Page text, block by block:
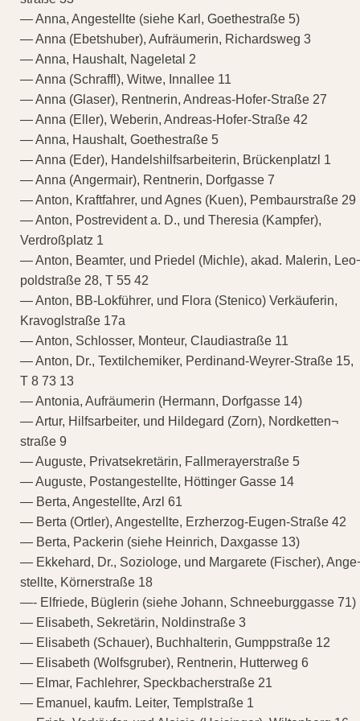
— Anna, Angestellte (siehe Karl, Goethestraße 5)
— Anna (Ebetshuber), Aufräumerin, Richardsweg 3
— Anna, Haushalt, Nageletal 2
— Anna (Schraffl), Witwe, Innallee 11
— Anna (Glaser), Rentnerin, Andreas-Hofer-Straße 27
— Anna (Eller), Weberin, Andreas-Hofer-Straße 42
— Anna, Haushalt, Goethestraße 5
— Anna (Eder), Handelshilfsarbeiterin, Brückenplatzl 1
— Anna (Angermair), Rentnerin, Dorfgasse 7
— Anton, Kraftfahrer, und Agnes (Kuen), Pembaurstraße 29
— Anton, Postrevident a. D., und Theresia (Kampfer),
Verdroßplatz 1
— Anton, Beamter, und Priedel (Michle), akad. Malerin,
poldstraße 28, T 55 42
— Anton, BB-Lokführer, und Flora (Stenico) Verkäuferin,
Kravoglstraße 17a
— Anton, Schlosser, Monteur, Claudiastraße 11
— Anton, Dr., Textilchemiker, Perdinand-Weyrer-Straße 15,
T 8 73 13
— Antonia, Aufräumerin (Hermann, Dorfgasse 14)
— Artur, Hilfsarbeiter, und Hildegard (Zorn), Nordketten¬
straße 9
— Auguste, Privatsekretärin, Fallmerayerstraße 5
— Auguste, Postangestellte, Höttinger Gasse 14
— Berta, Angestellte, Arzl 61
— Berta (Ortler), Angestellte, Erzherzog-Eugen-Straße 42
— Berta, Packerin (siehe Heinrich, Daxgasse 13)
— Ekkehard, Dr., Soziologe, und Margarete (Fischer),
stellte, Körnerstraße 18
—- Elfriede, Büglerin (siehe Johann, Schneeburggasse 71)
— Elisabeth, Sekretärin, Noldinstraße 3
— Elisabeth (Schauer), Buchhalterin, Gumppstraße 12
— Elisabeth (Wolfsgruber), Rentnerin, Hutterweg 6
— Elmar, Fachlehrer, Speckbacherstraße 21
— Emanuel, kaufm. Leiter, Templstraße 1